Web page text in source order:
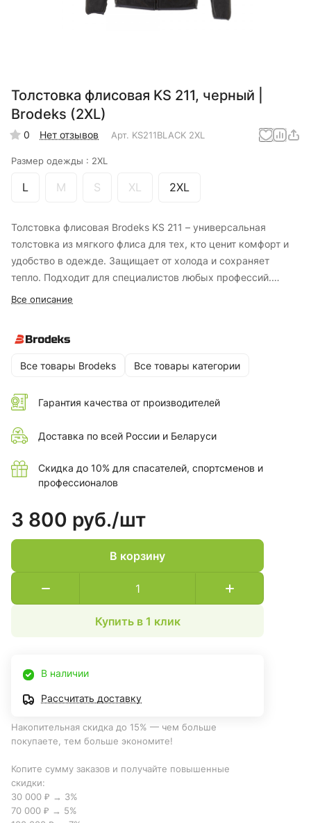
Толстовка флисовая KS 211, черный |
Brodeks (2XL)
0 Нет отзывов Арт. KS211BLACK 2XL
Размер одежды : 2XL
L M S XL 2XL
Толстовка флисовая Brodeks KS 211 – универсальная
толстовка из мягкого флиса для тех, кто ценит комфорт и
удобство в одежде. Защищает от холода и сохраняет
тепло. Подходит для специалистов любых профессий.
Толстовку можно носить как на работу, так надевать для
утепления под куртку.
Все описание
Все товары Brodeks Все товары категории
Гарантия качества от производителей
Доставка по всей России и Беларуси
Скидка до 10% для спасателей, спортсменов и
профессионалов
3 800 руб./шт
В корзину
Купить в 1 клик
В наличии
Рассчитать доставку
Накопительная скидка до 15% — чем больше
покупаете, тем больше экономите!
Копите сумму заказов и получайте повышенные
скидки:
30 000 ₽ → 3%
70 000 ₽ → 5%